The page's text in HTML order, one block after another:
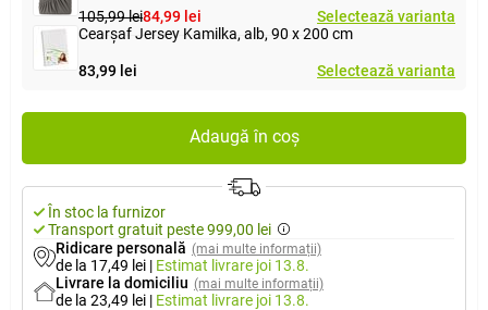
105,99 lei84,99 lei
Selectează varianta
Cearşaf Jersey Kamilka, alb, 90 x 200 cm
83,99 lei Selectează varianta
Adaugă în coș
În stoc la furnizor
Transport gratuit peste 999,00 lei
Ridicare personală (mai multe informații)
de la 17,49 lei | Estimat livrare joi 13.8.
Livrare la domiciliu (mai multe informații)
de la 23,49 lei | Estimat livrare joi 13.8.